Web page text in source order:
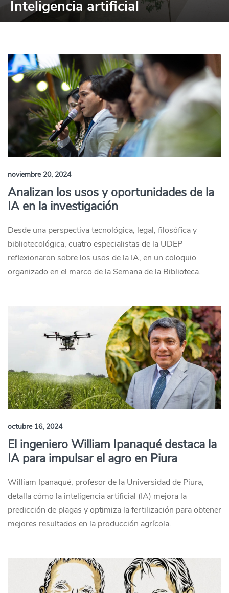
Inteligencia artificial
noviembre 20, 2024
Analizan los usos y oportunidades de la
IA en la investigación
Desde una perspectiva tecnológica, legal, filosófica y
bibliotecológica, cuatro especialistas de la UDEP
reflexionaron sobre los usos de la IA, en un coloquio
organizado en el marco de la Semana de la Biblioteca.
octubre 16, 2024
El ingeniero William Ipanaqué destaca la
IA para impulsar el agro en Piura
William Ipanaqué, profesor de la Universidad de Piura,
detalla cómo la inteligencia artificial (IA) mejora la
predicción de plagas y optimiza la fertilización para obtener
mejores resultados en la producción agrícola.